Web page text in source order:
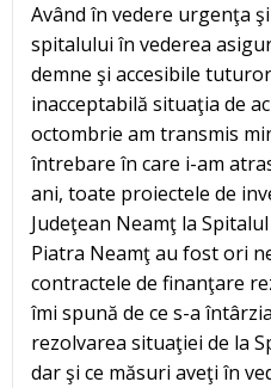
Având în vedere urgenţa
spitalului în vederea
demne şi accesibile
inacceptabilă situaţia de
octombrie am transmis
întrebare în care i-am
ani, toate proiectele de
Judeţean Neamţ la
Piatra Neamţ au fost ori
contractele de finanţare
îmi spună de ce s-a
rezolvarea situaţiei de la
dar şi ce măsuri aveţi în